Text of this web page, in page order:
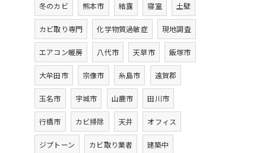
冬のカビ 熊本市 結露 寝室 土壁
カビ取り専門 化学物質過敏症 現地調査
エアコン暖房 八代市 天草市 飯塚市
大牟田市 宗像市 糸島市 遠賀郡
玉名市 宇城市 山鹿市 田川市
行橋市 カビ掃除 天井 オフィス
ジプトーン カビ取り業者 建築中